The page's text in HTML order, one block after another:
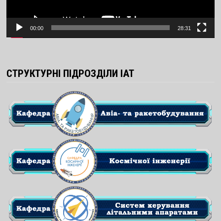
00:00 28:31
СТРУКТУРНІ ПІДРОЗДІЛИ ІАТ